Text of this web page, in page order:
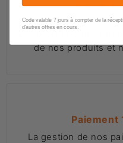
4.6/5
de nos produits et
Paiement
La gestion de nos
Code valable 7 jours à compter de la
d'autres offres en cours.